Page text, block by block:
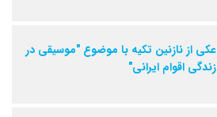
عکی از نازنین تکیه با موضوع "موسیقی در
زندگی اقوام ایرانی"